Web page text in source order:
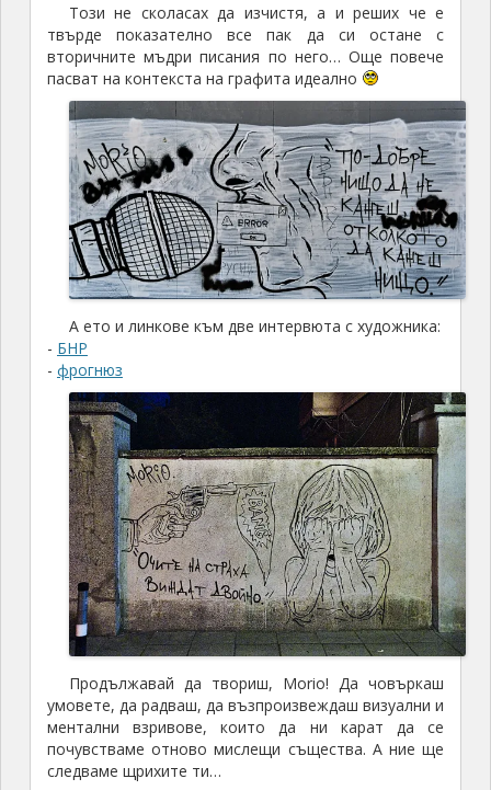
Този не сколасах да изчистя, а и реших че е
твърде показателно все пак да си остане с
вторичните мъдри писания по него… Още повече
пасват на контекста на графита идеално
А ето и линкове към две интервюта с художника:
- БНР
- фрогнюз
Продължавай да твориш, Morio! Да човъркаш
умовете, да радваш, да възпроизвеждаш визуални и
ментални взривове, които да ни карат да се
почувстваме отново мислещи същества. А ние ще
следваме щрихите ти…